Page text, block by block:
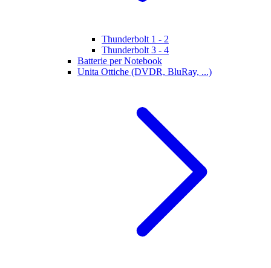
Thunderbolt 1 - 2
Thunderbolt 3 - 4
Batterie per Notebook
Unita Ottiche (DVDR, BluRay, ...)